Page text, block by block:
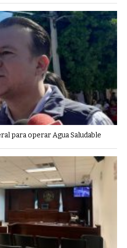
para operar Agua Saludable